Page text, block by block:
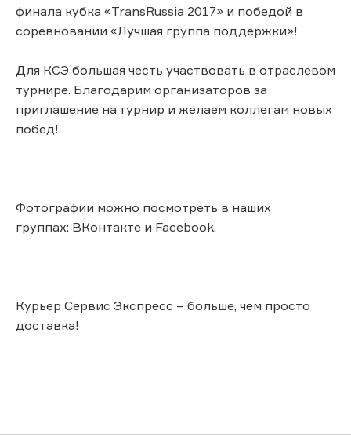
финала кубка «TransRussia 2017» и победой в
соревновании «Лучшая группа поддержки»!
Для КСЭ большая честь участвовать в отраслевом
турнире. Благодарим организаторов за
приглашение на турнир и желаем коллегам новых
побед!
Фотографии можно посмотреть в наших
группах: ВКонтакте и Facebook.
Курьер Сервис Экспресс – больше, чем просто
доставка!